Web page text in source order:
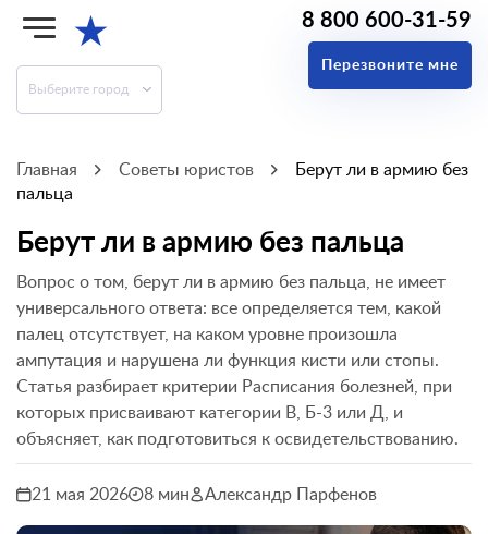
★
Выберите город
8 800 600-31-59
Перезвоните мне
Главная Советы юристов
Берут ли в армию без
пальца
Берут ли в армию без пальца
Вопрос о том, берут ли в армию без пальца, не имеет
универсального ответа: все определяется тем, какой
палец отсутствует, на каком уровне произошла
ампутация и нарушена ли функция кисти или стопы.
Статья разбирает критерии Расписания болезней, при
которых присваивают категории В, Б-3 или Д, и
объясняет, как подготовиться к освидетельствованию.
21 мая 2026 8 мин Александр Парфенов